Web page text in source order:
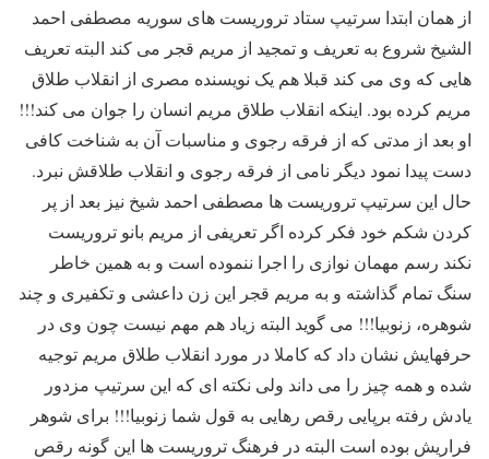
از همان ابتدا سرتیپ ستاد تروریست های سوریه مصطفی احمد
الشیخ شروع به تعریف و تمجید از مریم قجر می کند البته تعریف
هایی که وی می کند قبلا هم یک نویسنده مصری از انقلاب طلاق
مریم کرده بود. اینکه انقلاب طلاق مریم انسان را جوان می کند!!!
او بعد از مدتی که از فرقه رجوی و مناسبات آن به شناخت کافی
دست پیدا نمود دیگر نامی از فرقه رجوی و انقلاب طلاقش نبرد.
حال این سرتیپ تروریست ها مصطفی احمد شیخ نیز بعد از پر
کردن شکم خود فکر کرده اگر تعریفی از مریم بانو تروریست
نکند رسم مهمان نوازی را اجرا ننموده است و به همین خاطر
سنگ تمام گذاشته و به مریم قجر این زن داعشی و تکفیری و چند
شوهره، زنوبیا!!! می گوید البته زیاد هم مهم نیست چون وی در
حرفهایش نشان داد که کاملا در مورد انقلاب طلاق مریم توجیه
شده و همه چیز را می داند ولی نکته ای که این سرتیپ مزدور
یادش رفته برپایی رقص رهایی به قول شما زنوبیا!!! برای شوهر
فراریش بوده است البته در فرهنگ تروریست ها این گونه رقص